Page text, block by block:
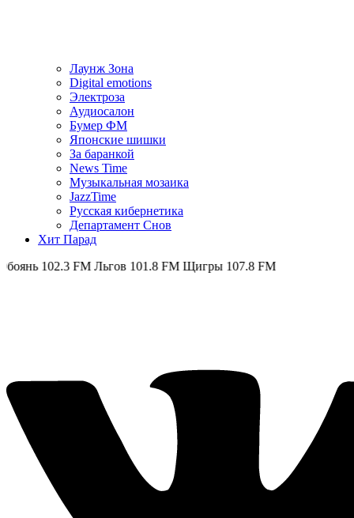
Лаунж Зона
Digital emotions
Электроза
Аудиосалон
Бумер ФМ
Японскиe шишки
За баранкой
News Time
Музыкальная мозаика
JazzTime
Русская кибернетика
Департамент Снов
Хит Парад
FM Льгов 101.8 FM Щигры 107.8 FM